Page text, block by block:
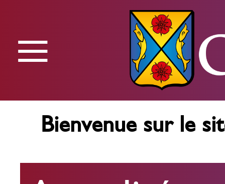
Menu
Actualités
≡
Bienvenue sur le